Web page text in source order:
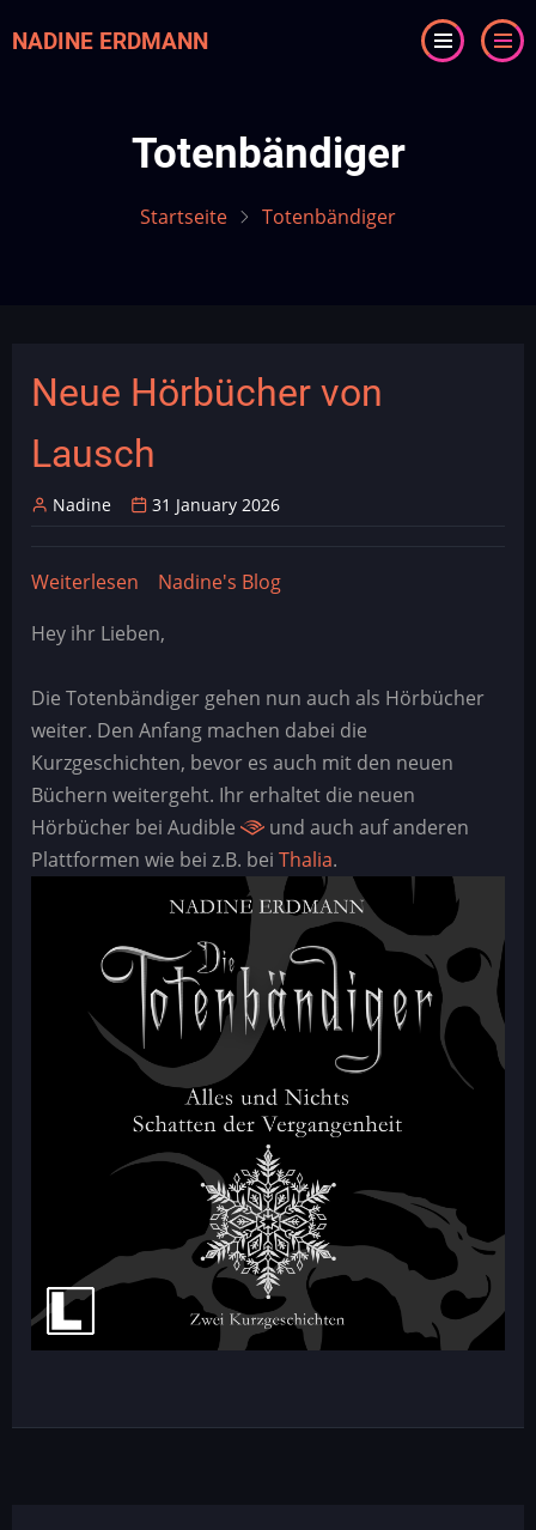
zum
NADINE ERDMANN
Totenbändiger
Startseite Totenbändiger
Neue Hörbücher von
Lausch
Nadine 31 January 2026
Weiterlesen über
Hörbücher
Lausch
Nadine's Blog
Hey ihr Lieben,
Die Totenbändiger gehen nun auch als Hörbücher
weiter. Den Anfang machen dabei die
Kurzgeschichten, bevor es auch mit den neuen
Büchern weitergeht. Ihr erhaltet die neuen
Hörbücher bei Audible
und auch auf anderen
Plattformen wie bei z.B. bei Thalia.